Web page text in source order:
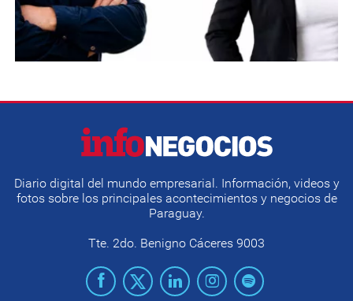
Diario digital del mundo empresarial. Información, videos y
fotos sobre los principales acontecimientos y negocios de
Paraguay.
Tte. 2do. Benigno Cáceres 9003